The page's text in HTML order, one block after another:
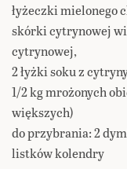
łyżeczki mielonego
skórki cytrynowej
cytrynowej,
2 łyżki soku z
1/2 kg mrożonych
większych)
do przybrania: 2
listków kolendry